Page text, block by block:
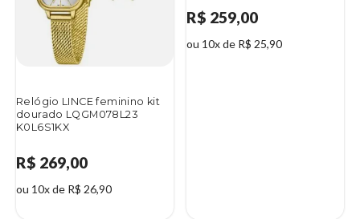
Relógio LINCE feminino kit
dourado LQGM078L23
K0L6S1KX
R$ 269,00
ou 10x de R$ 26,90
R$ 259,00
ou 10x de R$ 25,90